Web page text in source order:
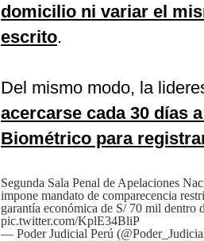
domicilio ni variar el
escrito.
Del mismo modo, la
acercarse cada 30 días
Biométrico para
Segunda Sala Penal de Apelaciones
impone mandato de comparecencia
garantía económica de S/ 70 mil dentro
pic.twitter.com/KplE34BliP
— Poder Judicial Perú